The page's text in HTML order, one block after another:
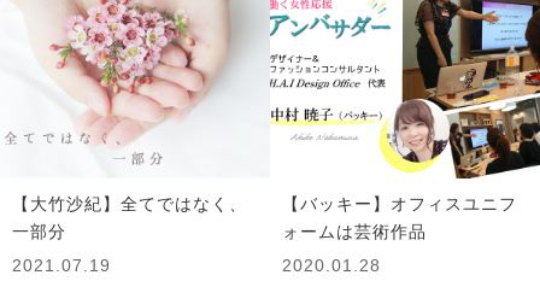
【大竹沙紀】全てではなく、
一部分
2021.07.19
【バッキー】オフィスユニフ
ォームは芸術作品
2020.01.28